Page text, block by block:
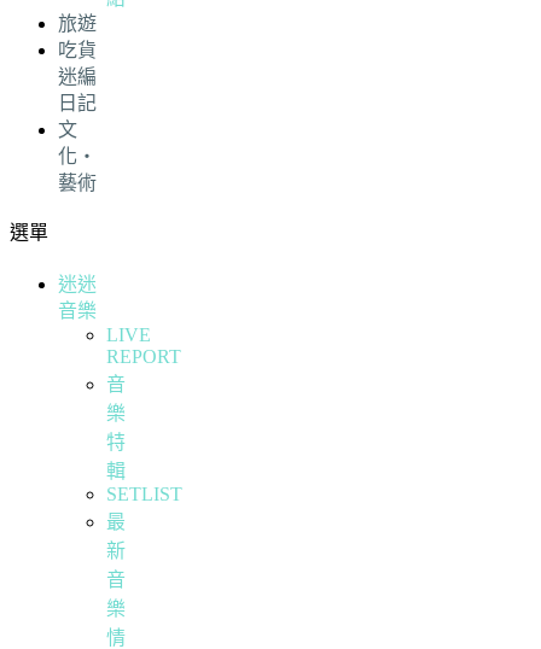
旅遊
吃貨
迷編
日記
文
化・
藝術
選單
迷迷
音樂
LIVE
REPORT
音
樂
特
輯
SETLIST
最
新
音
樂
情